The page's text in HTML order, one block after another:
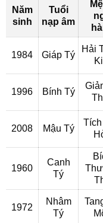
Năm
sinh
Tuổi
nạp âm
1984 Giáp Tý
Hải
1996 Bính Tý
2008 Mậu Tý
1960
Canh
Tý
1972
Nhâm
Tý